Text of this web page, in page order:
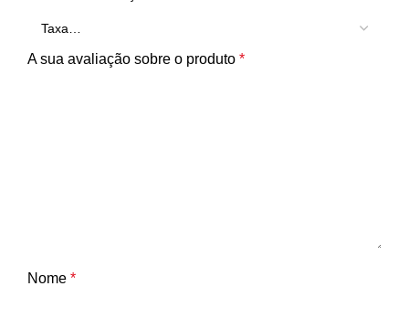
A sua avaliação sobre o produto *
Nome *